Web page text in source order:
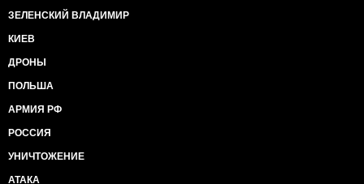
ЗЕЛЕНСКИЙ ВЛАДИМИР
КИЕВ
ДРОНЫ
ПОЛЬША
АРМИЯ РФ
РОССИЯ
УНИЧТОЖЕНИЕ
АТАКА